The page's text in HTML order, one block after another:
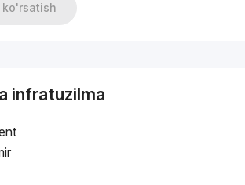
ko'rsatish
infratuzilma